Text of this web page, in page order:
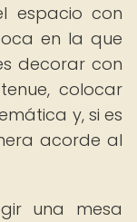
espacio con
en la que
decorar con
colocar
y, si es
acorde al
una mesa